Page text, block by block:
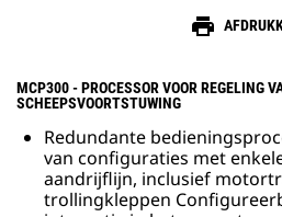
print
MCP300 - PROCESSOR VOOR REGELING
SCHEEPSVOORTSTUWING
Redundante
van configuraties met
aandrijflijn, inclusief
trollingkleppen